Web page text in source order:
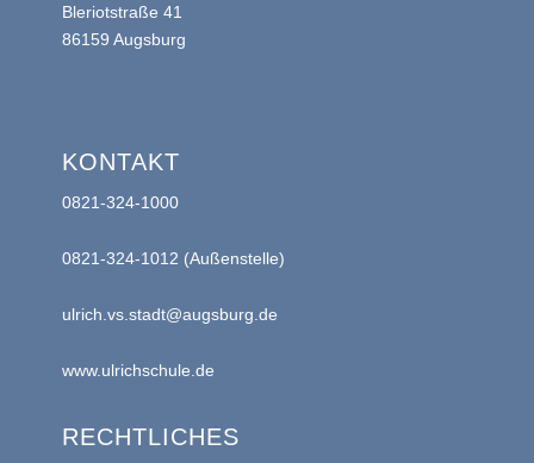
Bleriotstraße 41
86159 Augsburg
KONTAKT
0821-324-1000
0821-324-1012 (Außenstelle)
ulrich.vs.stadt@augsburg.de
www.ulrichschule.de
RECHTLICHES